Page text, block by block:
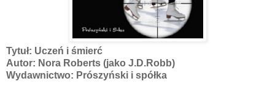
Tytuł: Uczeń i śmierć
Autor: Nora Roberts (jako J.D.Robb)
Wydawnictwo: Prószyński i spółka